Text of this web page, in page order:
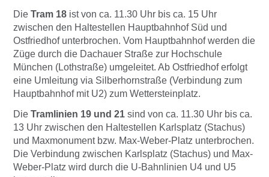
Die Tram 18 ist von ca. 11.30 Uhr bis ca. 15 Uhr
zwischen den Haltestellen Hauptbahnhof Süd und
Ostfriedhof unterbrochen. Vom Hauptbahnhof werden die
Züge durch die Dachauer Straße zur Hochschule
München (Lothstraße) umgeleitet. Ab Ostfriedhof erfolgt
eine Umleitung via Silberhornstraße (Verbindung zum
Hauptbahnhof mit U2) zum Wettersteinplatz.
Die Tramlinien 19 und 21 sind von ca. 11.30 Uhr bis ca.
13 Uhr zwischen den Haltestellen Karlsplatz (Stachus)
und Maxmonument bzw. Max-Weber-Platz unterbrochen.
Die Verbindung zwischen Karlsplatz (Stachus) und Max-
Weber-Platz wird durch die U-Bahnlinien U4 und U5